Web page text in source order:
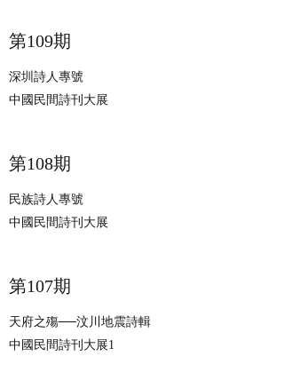
​​第109期
深圳詩人專號
中國民間詩刊大展
​​第108期
民族詩人專號
中國民間詩刊大展
​​第107期
天府之殤──汶川地震詩輯
中國民間詩刊大展1